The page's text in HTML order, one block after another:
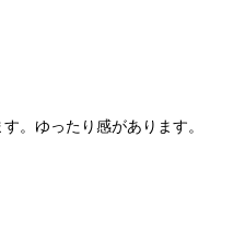
。ゆったり感があります。